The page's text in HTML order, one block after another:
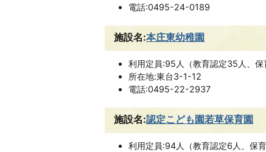
電話:0495-24-0189
施設名:本庄東幼稚園
利用定員:95人（教育認定35人、保
所在地:東台3-1-12
電話:0495-22-2937
施設名:認定こども園若草保育園
利用定員:94人（教育認定6人、保育